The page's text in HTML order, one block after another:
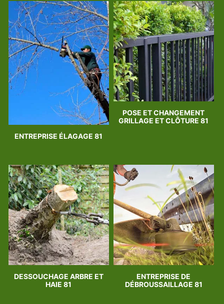
ENTREPRISE ÉLAGAGE 81
POSE ET CHANGEMENT
GRILLAGE ET CLÔTURE 81
DESSOUCHAGE ARBRE ET
HAIE 81
ENTREPRISE DE
DÉBROUSSAILLAGE 81